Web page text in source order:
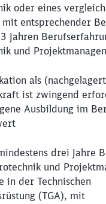
oder eines
mit entsprechender
Jahren
und
als
ist zwingend
Ausbildung im
drei Jahre
und
in der Technischen
(TGA), mit